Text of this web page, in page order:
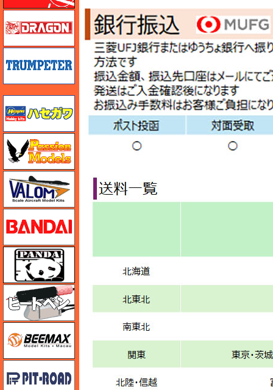
ドラゴン
トランペッター
ハセガワ
バロムモデル